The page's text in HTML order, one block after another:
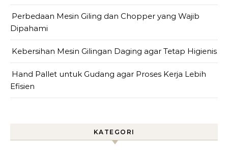
Perbedaan Mesin Giling dan Chopper yang Wajib
Dipahami
Kebersihan Mesin Gilingan Daging agar Tetap Higienis
Hand Pallet untuk Gudang agar Proses Kerja Lebih
Efisien
KATEGORI